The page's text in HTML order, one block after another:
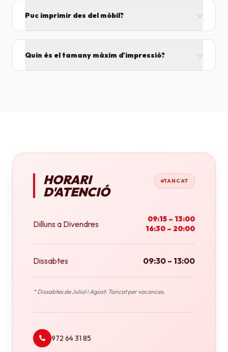
Word i Excel.
Puc imprimir des del mòbil?
Quin és el tamany màxim d'impressió?
HORARI
D'ATENCIÓ
TANCAT
Dilluns a Divendres
09:15 – 13:00
16:30 – 20:00
Dissabtes 09:30 – 13:00
* Dissabtes de Juliol i Agost: Tancat per vacances.
972 64 31 85